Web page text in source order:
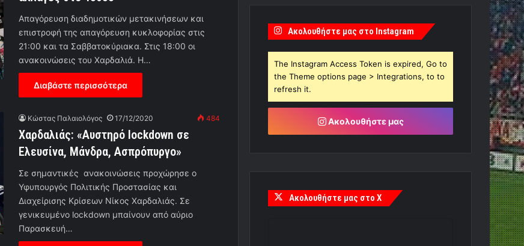
Απαγόρευση διαδημοτικών μετακινήσεων και
επιστροφή της απαγόρευση κυκλοφορίας στις
21:00 και τα Σαββατοκύριακα. Στις 18:00 οι
ανακοινώσεις του Χαρδαλιά. Η…
Διαβάστε περισσότερα
Κώστας Παλαιολόγος 17/12/2020 484
Χαρδαλιάς: «Αυστηρό lockdown σε
Ελευσίνα, Μάνδρα, Ασπρόπυργο»
Σε σημαντικές ανακοινώσεις προχώρησε ο
Υφυπουργός Πολιτικής Προστασίας και
Διαχείρισης Κρίσεων Νίκος Χαρδαλιάς. Σε
γενικευμένο lockdown μπαίνουν από αύριο
Παρασκευή…
Ακολουθήστε μας στο Instagram
The Instagram Access Token is expired, Go to
the Theme options page > Integrations, to to
refresh it.
Ακολουθήστε μας
Ακολουθήστε μας στο X